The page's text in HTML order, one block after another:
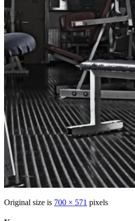
Original size is 700 × 571 pixels